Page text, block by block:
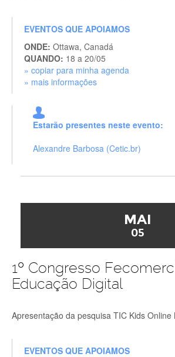
EVENTOS QUE APOIAMOS
ONDE: Ottawa, Canadá
QUANDO: 18 a 20/05
» copiar para minha agenda
» mais informações
Estarão presentes neste evento:
Alexandre Barbosa (Cetic.br)
MAI
05
1º Congresso
Educação Digital
Apresentação da pesquisa TIC Kids Online
EVENTOS QUE APOIAMOS